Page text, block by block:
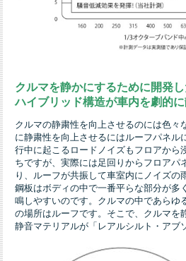
クルマを静かにするために開発
ハイブリッド構造が車内を劇的に
クルマの静粛性を向上させるのには色々
に静粛性を向上させるにはルーフパネル
行中に起こるロードノイズもフロアから
ちですが、実際には足回りからフロアパ
り、ルーフが共振して車室内にノイズの
鋼板はボディの中で一番平らな部分が多
鳴しやすいのです。クルマの中であらゆ
の場所はルーフです。そこで、クルマを
静音マテリアルが「レアルシルト・アブ